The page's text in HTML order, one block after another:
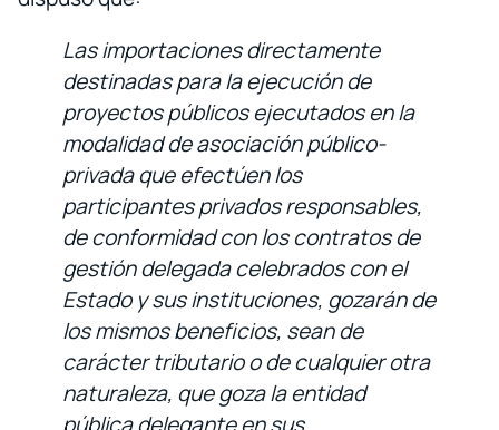
Las importaciones directamente
destinadas para la ejecución de
proyectos públicos ejecutados en la
modalidad de asociación público-
privada que efectúen los
participantes privados responsables,
de conformidad con los contratos de
gestión delegada celebrados con el
Estado y sus instituciones, gozarán de
los mismos beneficios, sean de
carácter tributario o de cualquier otra
naturaleza, que goza la entidad
pública delegante en sus